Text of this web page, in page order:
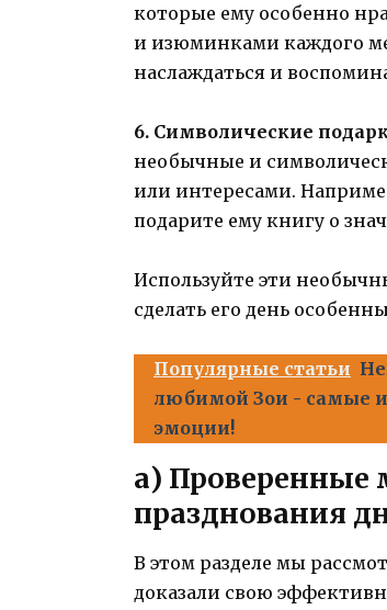
которые ему особенно
и изюминками каждого
наслаждаться и
6. Символические
необычные и
или интересами.
подарите ему книгу о
Используйте эти
сделать его день
Популярные статьи
любимой Зои - самые
эмоции!
а) Проверенные
празднования
В этом разделе мы
доказали свою